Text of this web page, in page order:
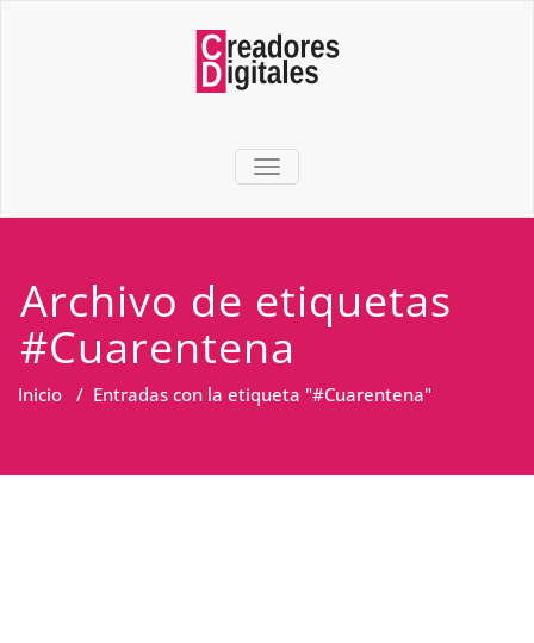
TOGGLE NAVIGATION
Archivo de etiquetas
#Cuarentena
Inicio / Entradas con la etiqueta "#Cuarentena"